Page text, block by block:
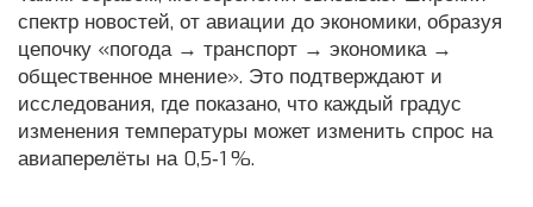
спектр новостей, от авиации до экономики, образуя
цепочку «погода → транспорт → экономика →
общественное мнение». Это подтверждают и
исследования, где показано, что каждый градус
изменения температуры может изменить спрос на
авиаперелёты на 0,5‑1 %.